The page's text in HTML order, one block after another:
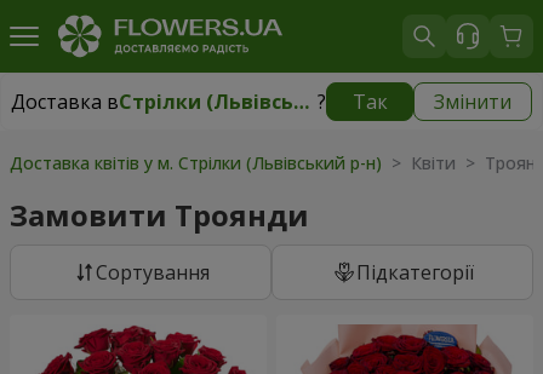
Доставка в Стрілки (Львівський р-н) ? Так Змінити
Доставка вСтрілки (Львівський р-н)|безкоштовно
Доставка квітів у м. Стрілки (Львівський р-н) > Квіти >
Замовити Троянди
Сортування Підкатегорії